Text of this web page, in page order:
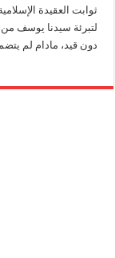
ثوابت العقيدة
لتبرئة سيدنا يوسف من
دون قيد، مادام لم